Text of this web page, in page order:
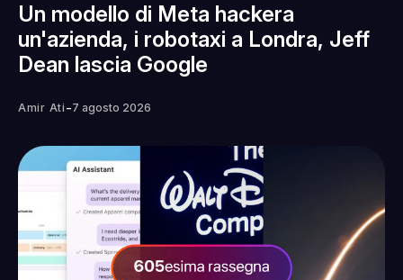
Un modello di Meta hackera
un'azienda, i robotaxi a Londra, Jeff
Dean lascia Google
Amir Ati -7 agosto 2026